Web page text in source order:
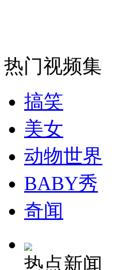
纽约上演“枕头大战”
司机酒驾遇交警 急速倒车逃窜
热门视频集
搞笑
美女
动物世界
BABY秀
奇闻
热点新闻